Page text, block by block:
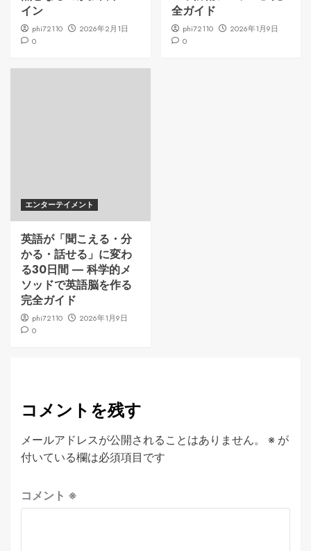
イン
phi72110
2026年2月1日
0
全ガイド
phi72110
2026年1月9日
0
エンターテイメント
英語が「聞こえる・分
かる・話せる」に変わ
る30日間 ― 科学的メ
ソッドで英語脳を作る
完全ガイド
phi72110
2026年1月9日
0
コメントを残す
メールアドレスが公開されることはありません。 ※ が
付いている欄は必須項目です
コメント ※